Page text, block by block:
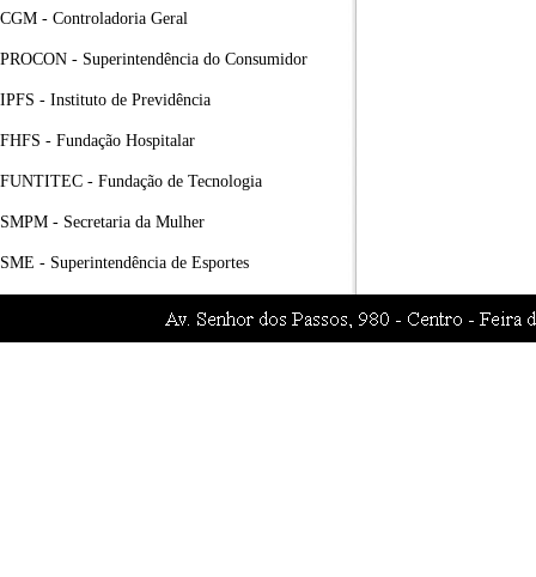
CGM - Controladoria Geral
PROCON - Superintendência do Consumidor
IPFS - Instituto de Previdência
FHFS - Fundação Hospitalar
FUNTITEC - Fundação de Tecnologia
SMPM - Secretaria da Mulher
SME - Superintendência de Esportes